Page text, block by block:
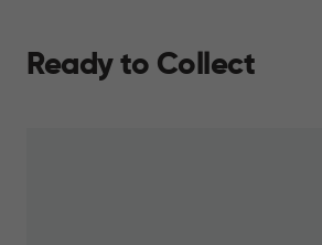
Ready to Collect